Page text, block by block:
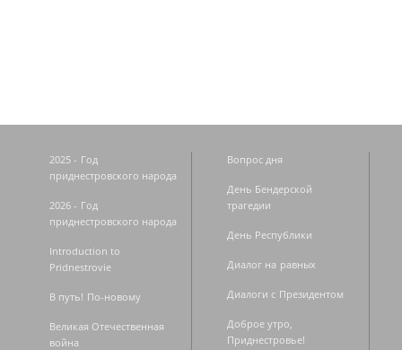
2025 - Год
приднестровского народа
2026 - Год
приднестровского народа
Introduction to
Pridnestrovie
В путь! По-новому
Великая Отечественная
война
Вопрос дня
День Бендерской
трагедии
День Республики
Диалог на равных
Диалоги с Президентом
Доброе утро,
Приднестровье!